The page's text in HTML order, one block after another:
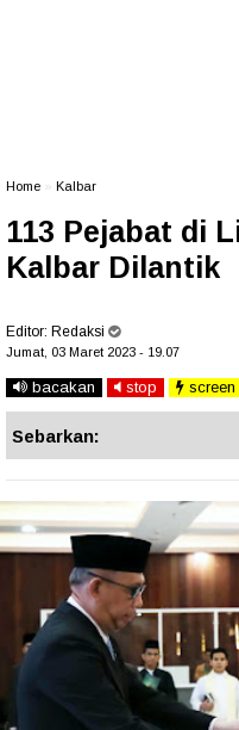
Home Kalbar
113 Pejabat di
Kalbar Dilantik
Editor: Redaksi
Jumat, 03 Maret 2023 - 19.07
bacakan stop screen
Sebarkan: